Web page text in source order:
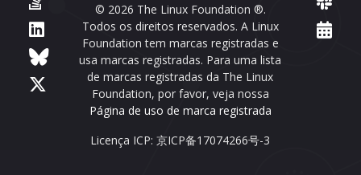
© 2026 The Linux Foundation ®.
Todos os direitos reservados. A Linux
Foundation tem marcas registradas e
usa marcas registradas. Para uma lista
de marcas registradas da The Linux
Foundation, por favor, veja nossa
Página de uso de marca registrada
Licença ICP: 京ICP备17074266号-3